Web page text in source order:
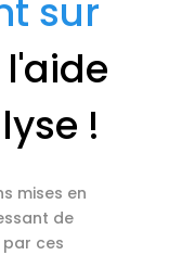
sur
!
mises en
de
ces